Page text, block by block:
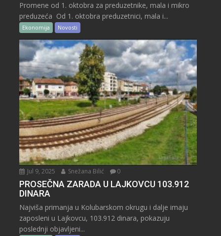
Promene od 1. oktobra za preduzetnike, mala i mikro
preduzeća Od 1. oktobra preduzetnici, mala i...
Ekonomija Novosti
Jul 9, 2025 Snežana Bilić 0
PROSEČNA ZARADA U LAJKOVCU 103.912
DINARA
Najviša primanja u Kolubarskom okrugu i dalje imaju
zaposleni u Lajkovcu, 103.912 dinara, pokazuju
poslednji objavljeni...